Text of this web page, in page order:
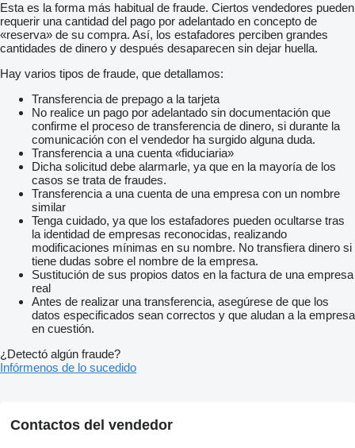
Esta es la forma más habitual de fraude. Ciertos vendedores pueden
requerir una cantidad del pago por adelantado en concepto de
«reserva» de su compra. Así, los estafadores perciben grandes
cantidades de dinero y después desaparecen sin dejar huella.
Hay varios tipos de fraude, que detallamos:
Transferencia de prepago a la tarjeta
No realice un pago por adelantado sin documentación que
confirme el proceso de transferencia de dinero, si durante la
comunicación con el vendedor ha surgido alguna duda.
Transferencia a una cuenta «fiduciaria»
Dicha solicitud debe alarmarle, ya que en la mayoría de los
casos se trata de fraudes.
Transferencia a una cuenta de una empresa con un nombre
similar
Tenga cuidado, ya que los estafadores pueden ocultarse tras
la identidad de empresas reconocidas, realizando
modificaciones mínimas en su nombre. No transfiera dinero si
tiene dudas sobre el nombre de la empresa.
Sustitución de sus propios datos en la factura de una empresa
real
Antes de realizar una transferencia, asegúrese de que los
datos especificados sean correctos y que aludan a la empresa
en cuestión.
¿Detectó algún fraude?
Infórmenos de lo sucedido
Contactos del vendedor